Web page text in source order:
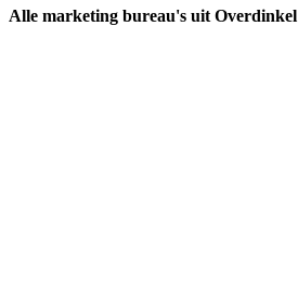
Alle marketing bureau's uit Overdinkel